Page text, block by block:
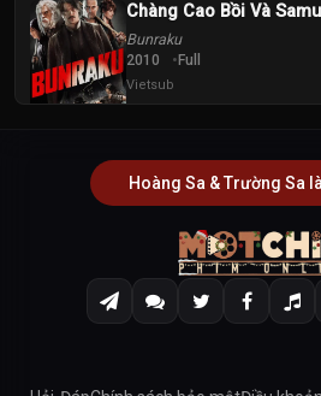
Chàng Cao Bồi Và
Bunraku
2010 Full
Vietsub
Hoàng Sa & Trường Sa